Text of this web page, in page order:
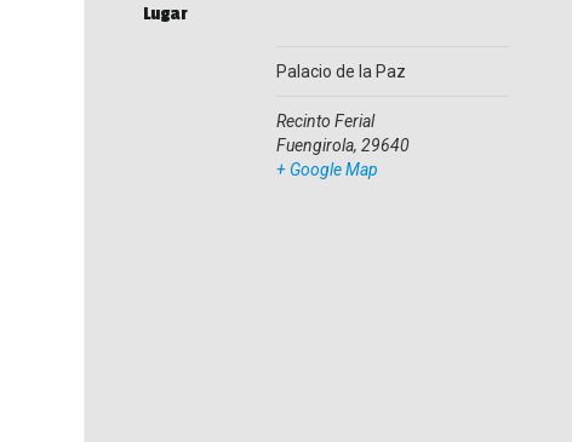
Lugar
Palacio de la Paz
Recinto Ferial
Fuengirola, 29640
+ Google Map